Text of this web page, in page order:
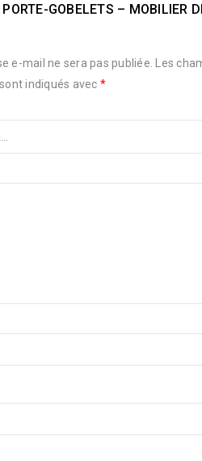
PORTE-GOBELETS – MOBILIER
e-mail ne sera pas publiée.
Les
indiqués avec *